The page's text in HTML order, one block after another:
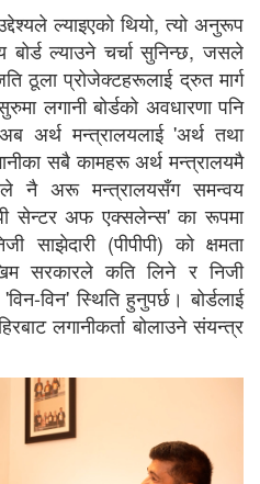
ल्याइएको थियो, त्यो अनुरूप
ल्याउने चर्चा सुनिन्छ, जसले
ठूला प्रोजेक्टहरूलाई द्रुत मार्ग
लगानी बोर्डको अवधारणा पनि
अर्थ मन्त्रालयलाई 'अर्थ तथा
सबै कामहरू अर्थ मन्त्रालयमै
नै अरू मन्त्रालयसँग समन्वय
सेन्टर अफ एक्सलेन्स' का रूपमा
साझेदारी (पीपीपी) को क्षमता
सरकारले कति लिने र निजी
विन' स्थिति हुनुपर्छ। बोर्डलाई
लगानीकर्ता बोलाउने संयन्त्र